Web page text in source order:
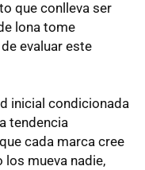
que conlleva ser
lona tome
evaluar este
inicial condicionada
tendencia
cada marca cree
los mueva nadie,